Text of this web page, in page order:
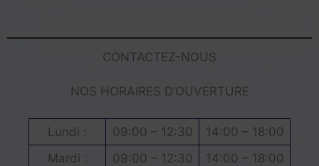
CONTACTEZ-NOUS
NOS HORAIRES D’OUVERTURE
Lundi : 09:00 – 12:30
14:00 – 18:00
Mardi :
09:00 – 12:30
14:00 – 18:00